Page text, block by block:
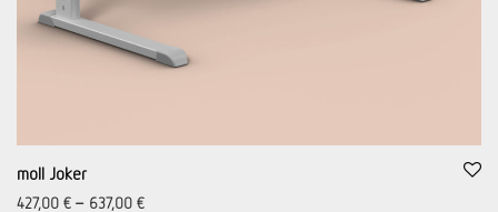
moll Joker
427,00 € – 637,00 €